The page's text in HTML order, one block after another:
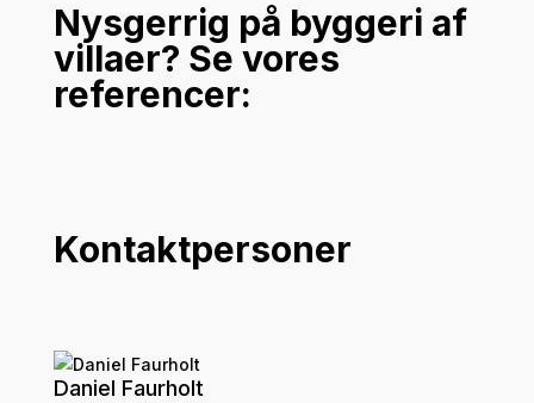
Nysgerrig på byggeri af
villaer? Se vores
referencer:
Kontaktpersoner
Daniel Faurholt